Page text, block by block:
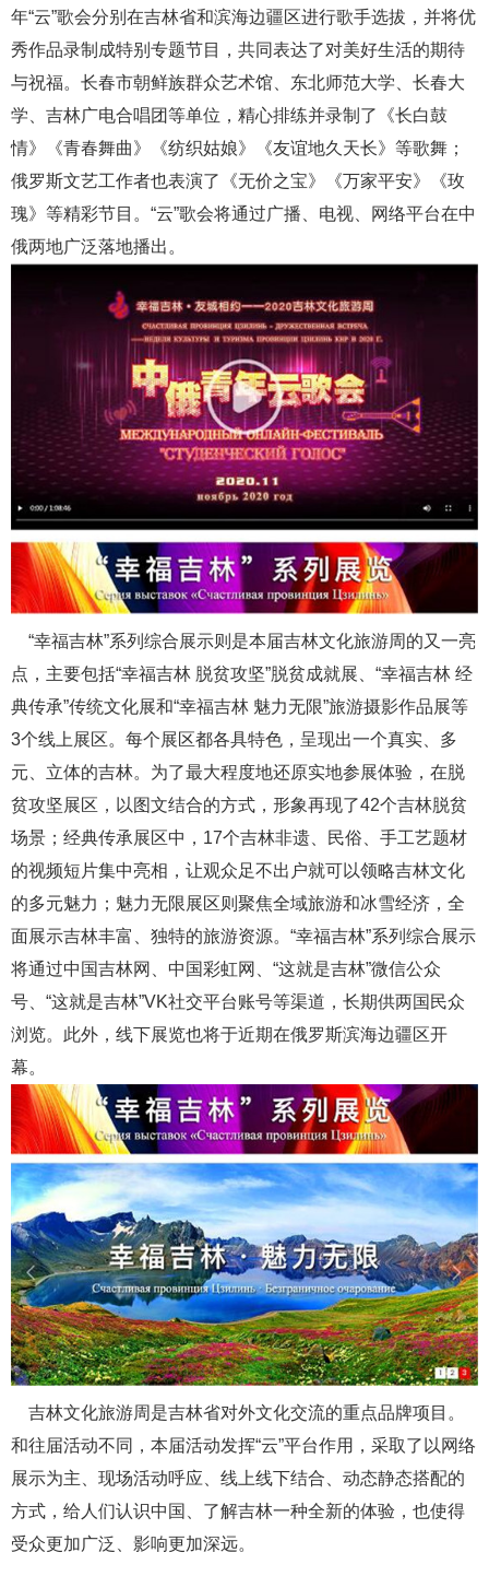
年“云”歌会分别在吉林省和滨海边疆区进行歌手选拔，并将优
秀作品录制成特别专题节目，共同表达了对美好生活的期待
与祝福。长春市朝鲜族群众艺术馆、东北师范大学、长春大
学、吉林广电合唱团等单位，精心排练并录制了《长白鼓
情》《青春舞曲》《纺织姑娘》《友谊地久天长》等歌舞；
俄罗斯文艺工作者也表演了《无价之宝》《万家平安》《玫
瑰》等精彩节目。“云”歌会将通过广播、电视、网络平台在中
俄两地广泛落地播出。
“幸福吉林”系列综合展示则是本届吉林文化旅游周的又一亮
点，主要包括“幸福吉林 脱贫攻坚”脱贫成就展、“幸福吉林 经
典传承”传统文化展和“幸福吉林 魅力无限”旅游摄影作品展等
3个线上展区。每个展区都各具特色，呈现出一个真实、多
元、立体的吉林。为了最大程度地还原实地参展体验，在脱
贫攻坚展区，以图文结合的方式，形象再现了42个吉林脱贫
场景；经典传承展区中，17个吉林非遗、民俗、手工艺题材
的视频短片集中亮相，让观众足不出户就可以领略吉林文化
的多元魅力；魅力无限展区则聚焦全域旅游和冰雪经济，全
面展示吉林丰富、独特的旅游资源。“幸福吉林”系列综合展示
将通过中国吉林网、中国彩虹网、“这就是吉林”微信公众
号、“这就是吉林”VK社交平台账号等渠道，长期供两国民众
浏览。此外，线下展览也将于近期在俄罗斯滨海边疆区开
幕。
吉林文化旅游周是吉林省对外文化交流的重点品牌项目。
和往届活动不同，本届活动发挥“云”平台作用，采取了以网络
展示为主、现场活动呼应、线上线下结合、动态静态搭配的
方式，给人们认识中国、了解吉林一种全新的体验，也使得
受众更加广泛、影响更加深远。